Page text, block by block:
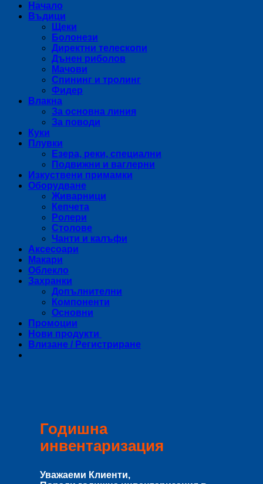
Начало
Въдици
Щеки
Болонези
Директни телескопи
Дънен риболов
Мачови
Спининг и тролинг
Фидер
Влакна
За основна линия
За поводи
Куки
Плувки
Езера, реки, специални
Подвижни и ваглерни
Изкуствени примамки
Оборудване
Живарници
Кепчета
Ролери
Столове
Чанти и калъфи
Аксесоари
Макари
Облекло
Захранки
Допълнителни
Компоненти
Основни
Промоции
Нови продукти
Влизане / Регистриране
Годишна
инвентаризация
Уважаеми Клиенти,